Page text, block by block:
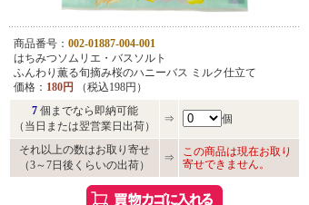
商品番号： 002-01887-004-001
はちみつソムリエ・バスソルト
ふんわり薫る旬摘み桜のハニーバス ミルク仕立て
価格： 180円
（税込198円）
7 個までなら即納可能
（当日または翌営業日出荷）
⇒ 個
それ以上の数はお取り寄せ
（3～7日後くらいの出荷）
⇒
この商品は現在お取り
寄せできません。